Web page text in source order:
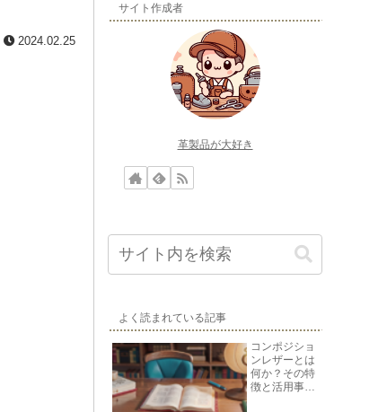
2024.02.25
サイト作成者
革製品が大好き
よく読まれている記事
コンポジショ
ンレザーとは
何か？その特
徴と活用事例